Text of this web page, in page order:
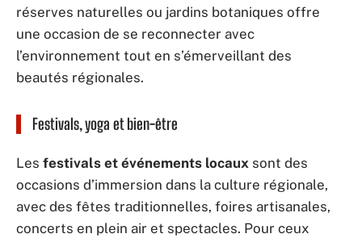
réserves naturelles ou jardins botaniques offre
une occasion de se reconnecter avec
l’environnement tout en s’émerveillant des
beautés régionales.
Festivals, yoga et bien-être
Les festivals et événements locaux sont des
occasions d’immersion dans la culture régionale,
avec des fêtes traditionnelles, foires artisanales,
concerts en plein air et spectacles. Pour ceux